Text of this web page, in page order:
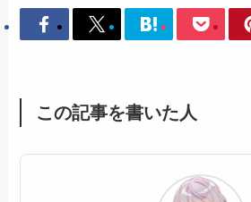
この記事を書いた人